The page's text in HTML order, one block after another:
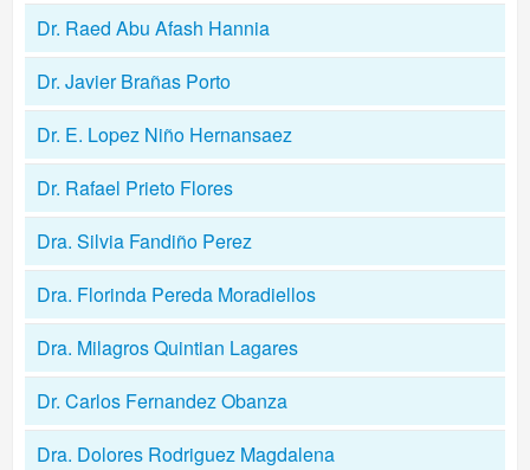
Dr. Raed Abu Afash Hannia
Dr. Javier Brañas Porto
Dr. E. Lopez Niño Hernansaez
Dr. Rafael Prieto Flores
Dra. Silvia Fandiño Perez
Dra. Florinda Pereda Moradiellos
Dra. Milagros Quintian Lagares
Dr. Carlos Fernandez Obanza
Dra. Dolores Rodriguez Magdalena